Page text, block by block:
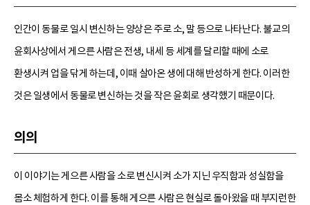
인간이 동물로 일시 변신하는 양상은 주로 소, 말 등으로 나타난다. 불교의
윤회사상에서 게으른 사람은 전생, 내세 등 세계를 달리할 때에 소로
환생시켜 업을 닦게 하는데, 이때 살아온 생에 대해 반성하게 한다. 이러한
것은 일생에서 동물로 변신하는 것을 작은 윤회로 생각했기 때문이다.
의의
이 이야기는 게으른 사람을 소로 변신시켜 소가 지닌 우직함과 성실함을
몸소 체험하게 한다. 이를 통해 게으른 사람은 현실로 돌아왔을 때 부지런한